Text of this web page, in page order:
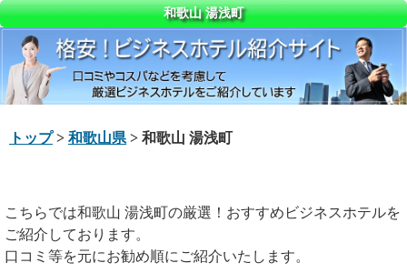
和歌山 湯浅町
トップ> 和歌山県 > 和歌山 湯浅町
こちらでは和歌山 湯浅町の厳選！おすすめビジネスホテルを
ご紹介しております。
口コミ等を元にお勧め順にご紹介いたします。